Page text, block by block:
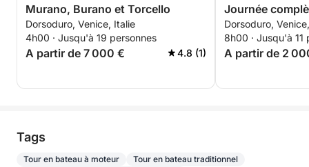
Murano, Burano et Torcello
Dorsoduro, Venice, Italie
4h00 · Jusqu'à 19 personnes
A partir de 7 000 € 4.8 (1)
Journée
Dorsoduro,
8h00 · Jusqu'à 11
A partir de 2
Tags
Tour en bateau à moteur
Tour en bateau traditionnel